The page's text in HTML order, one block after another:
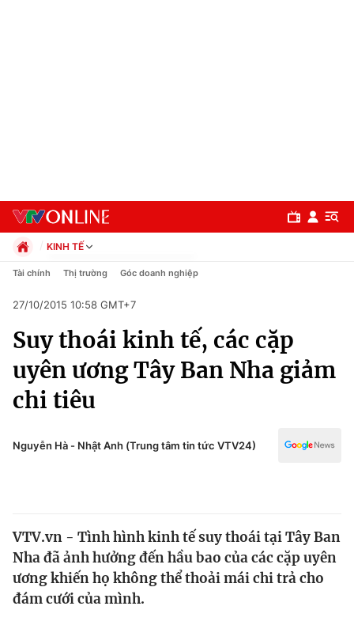
Chuyên mục
Chính trị
Xã hội
Pháp luật
Thế giới
Tin tức
Thế giới đó đây
Kinh tế
KINH TẾ
Chính trị
Pháp luật
Kinh tế
Thể thao
Truyền hình
Văn hóa - Giải trí
Công nghệ
Tài chính Thị trường Góc doanh nghiệp
27/10/2015 10:58 GMT+7
Suy thoái kinh tế, các cặp
uyên ương Tây Ban Nha giảm
chi tiêu
Nguyễn Hà - Nhật Anh (Trung tâm tin tức VTV24)
VTV.vn - Tình hình kinh tế suy thoái tại Tây Ban
Nha đã ảnh hưởng đến hầu bao của các cặp uyên
ương khiến họ không thể thoải mái chi trả cho
đám cưới của mình.